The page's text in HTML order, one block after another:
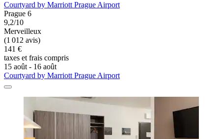
Courtyard by Marriott Prague Airport
Prague 6
9,2/10
Merveilleux
(1 012 avis)
141 €
taxes et frais compris
15 août - 16 août
Courtyard by Marriott Prague Airport